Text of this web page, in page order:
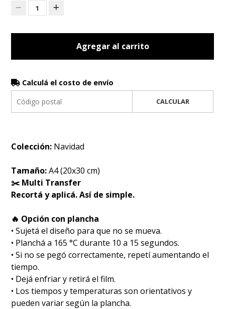
1
Agregar al carrito
Calculá el costo de envío
CALCULAR
Colección: Navidad
Tamaño:A4 (20x30 cm)
✂️ Multi Transfer
Recortá y aplicá. Así de simple.
🔥 Opción con plancha
• Sujetá el diseño para que no se mueva.
• Planchá a 165 °C durante 10 a 15 segundos.
• Si no se pegó correctamente, repetí aumentando el
tiempo.
• Dejá enfriar y retirá el film.
• Los tiempos y temperaturas son orientativos y
pueden variar según la plancha.